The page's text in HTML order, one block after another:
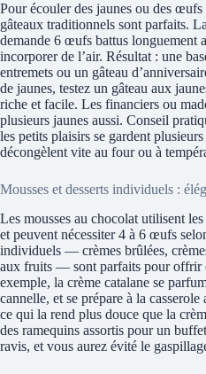
Pour écouler des jaunes ou des œufs
gâteaux traditionnels sont parfaits.
demande 6 œufs battus longuement
incorporer de l’air. Résultat : une
entremets ou un gâteau
de jaunes, testez un gâteau aux
riche et facile. Les financiers ou
plusieurs jaunes aussi. Conseil
les petits plaisirs se gardent plusieurs
décongèlent vite au four ou à
Mousses et desserts individuels :
Les mousses au chocolat utilisent
et peuvent nécessiter 4 à 6 œufs
individuels — crèmes brûlées,
aux fruits — sont parfaits pour offrir
exemple, la crème catalane se
cannelle, et se prépare à la
ce qui la rend plus douce que la
des ramequins assortis pour un
ravis, et vous aurez évité le